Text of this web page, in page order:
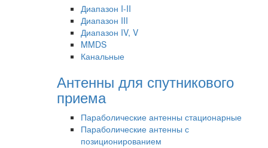
Диапазон I-II
Диапазон III
Диапазон IV, V
MMDS
Канальные
Антенны для спутникового
приема
Параболические антенны стационарные
Параболические антенны с
позиционированием